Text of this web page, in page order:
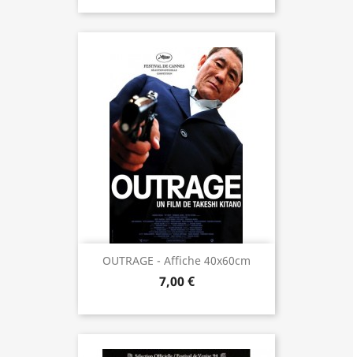
OUTRAGE - Affiche 40x60cm
7,00 €